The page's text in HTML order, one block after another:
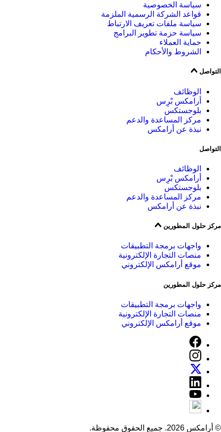
سياسة الخصوصية
قواعد الشركة الرسمية الملزمة
سياسة ملفات تعريف الارتباط
سياسة حزمة تطوير البرامج
حماية العملاء
الشروط والأحكام
التواصل
الوظائف
أرامكس بْرِس
بلوجستكس
مركز المساعدة والدعم
نبذة عن أرامكس
التواصل
الوظائف
أرامكس بْرِس
بلوجستكس
مركز المساعدة والدعم
نبذة عن أرامكس
مركز حلول المطورين
واجهات برمجة التطبيقات
منصات التجارة الإلكترونية
موقع أرامكس الإلكتروني
مركز حلول المطورين
واجهات برمجة التطبيقات
منصات التجارة الإلكترونية
موقع أرامكس الإلكتروني
© أرامكس 2026. جميع الحقوق محفوظة.